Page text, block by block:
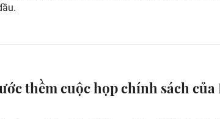
thềm cuộc họp chính sách của